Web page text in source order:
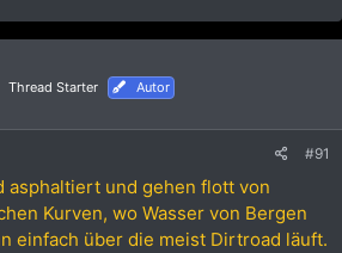
Thread Starter Autor
#91
asphaltiert und gehen flott von
Kurven, wo Wasser von Bergen
einfach über die meist Dirtroad läuft.